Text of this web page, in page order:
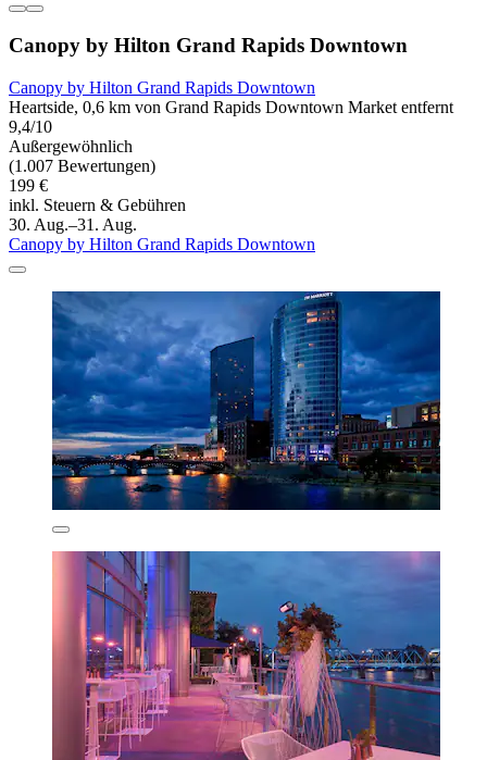
Canopy by Hilton Grand Rapids Downtown
Canopy by Hilton Grand Rapids Downtown
Heartside, 0,6 km von Grand Rapids Downtown Market entfernt
9,4/10
Außergewöhnlich
(1.007 Bewertungen)
199 €
inkl. Steuern & Gebühren
30. Aug.–31. Aug.
Canopy by Hilton Grand Rapids Downtown